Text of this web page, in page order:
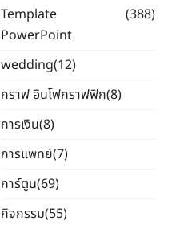
Template
PowerPoint
(388)
wedding(12)
กราฟ อินโฟกราฟฟิก(8)
การเงิน(8)
การแพทย์(7)
การ์ตูน(69)
กิจกรรม(55)